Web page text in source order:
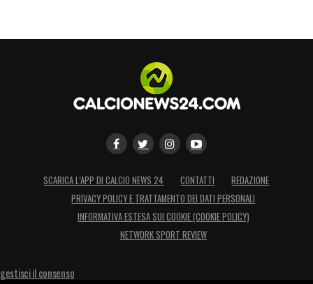
SCARICA L’APP DI CALCIO NEWS 24 CONTATTI
REDAZIONE
PRIVACY POLICY E TRATTAMENTO DEI DATI PERSONALI
INFORMATIVA ESTESA SUI COOKIE (COOKIE POLICY)
NETWORK SPORT REVIEW
gestisci il consenso